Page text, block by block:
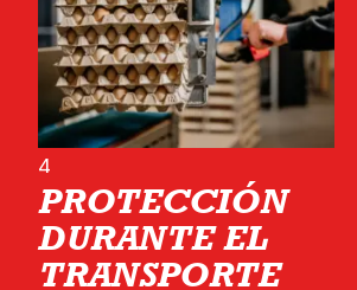
4
PROTECCIÓN
DURANTE EL
TRANSPORTE